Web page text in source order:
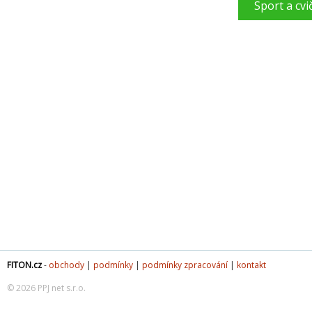
Sport a
FITON.cz- obchody | podmínky | podmínky zpracování | kontakt
© 2026 PPJ net s.r.o.